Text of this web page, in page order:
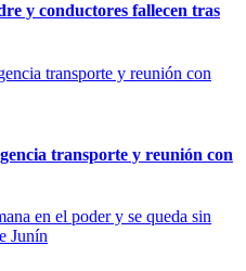
y conductores fallecen tras
transporte y reunión con